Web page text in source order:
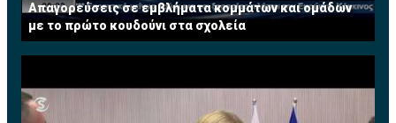
Απαγορεύσεις σε εμβλήματα κομμάτων και ομάδων
με το πρώτο κουδούνι στα σχολεία